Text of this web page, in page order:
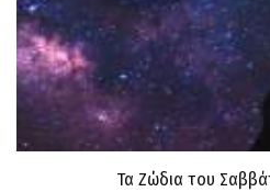
Τα Ζώδια του